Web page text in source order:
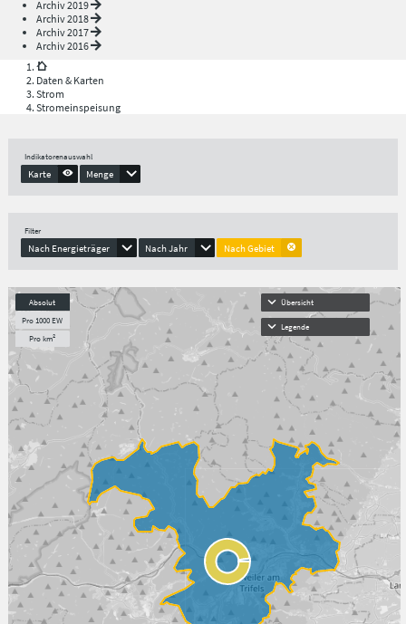
Archiv 2019
Archiv 2018
Archiv 2017
Archiv 2016
Daten & Karten
Strom
Stromeinspeisung
Indikatorenauswahl
Karte Menge
Filter
Nach Energieträger Nach Jahr Nach Gebiet
Absolut
Pro 1000 EW
Pro km²
Übersicht
Legende